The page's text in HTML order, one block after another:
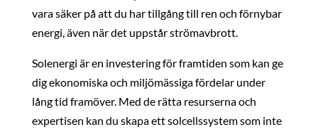
vara säker på att du har tillgång till ren och förnybar
energi, även när det uppstår strömavbrott.
Solenergi är en investering för framtiden som kan ge
dig ekonomiska och miljömässiga fördelar under
lång tid framöver. Med de rätta resurserna och
expertisen kan du skapa ett solcellssystem som inte